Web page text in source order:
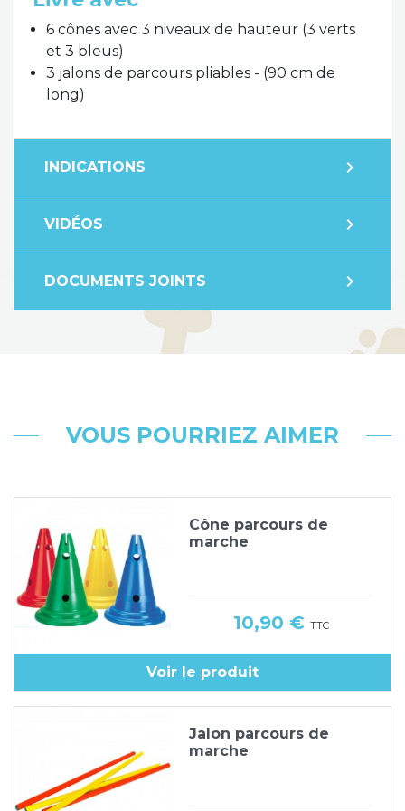
6 cônes avec 3 niveaux de hauteur (3 verts
et 3 bleus)
3 jalons de parcours pliables - (90 cm de
long)
INDICATIONS expand_more
VIDÉOS expand_more
DOCUMENTS JOINTS expand_more
VOUS POURRIEZ AIMER
Cône parcours de
marche
Prix
10,90 € TTC
Voir le produit
Jalon parcours de
marche